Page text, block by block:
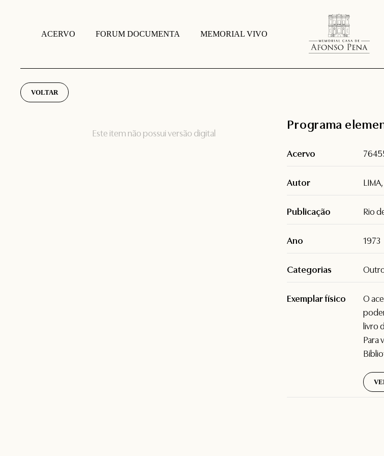
ACERVO FORUM DOCUMENTA MEMORIAL VIVO
VOLTAR
Este item não possui versão digital
Programa
Acervo
Autor
Publicação Rio
Ano 1973
Categorias
Exemplar físico
O
livro
Para